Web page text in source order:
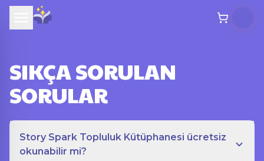
SIKÇA SORULAN
SORULAR
Story Spark Topluluk Kütüphanesi ücretsiz
okunabilir mi?